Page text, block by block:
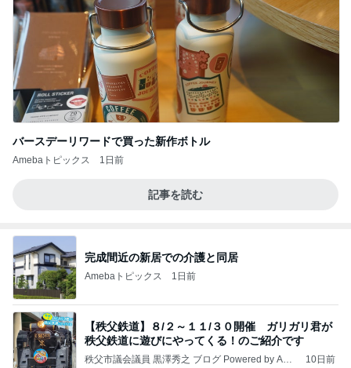
バースデーリワードで買った新作ボトル
Amebaトピックス 1日前
記事を読む
完成間近の新居での介護と同居
Amebaトピックス 1日前
【秩父鉄道】８/２～１１/３０開催 ガリガリ君が
秩父鉄道に遊びにやってくる！のご紹介です
秩父市議会議員 黒澤秀之 ブログ Powered by Ame
10日前